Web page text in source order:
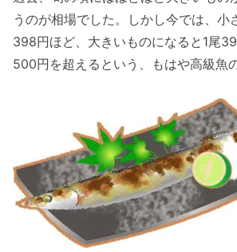
うのが相場でした。しかし今では、小
398円ほど、大きいものになると1尾
500円を超えるという、もはや高級魚